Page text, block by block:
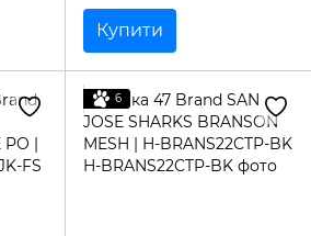
Купити
6